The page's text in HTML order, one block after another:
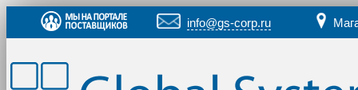
info@gs-corp.ru